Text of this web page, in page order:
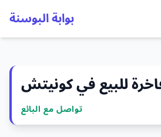
بوابة البوسنة
للبيع في كونيتش
تواصل مع البائع